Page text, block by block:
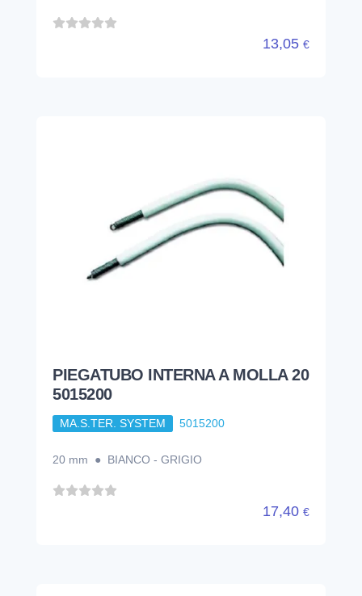
13,05 €
PIEGATUBO INTERNA A MOLLA 20
5015200
MA.S.TER. SYSTEM 5015200
20 mm ● BIANCO - GRIGIO
17,40 €